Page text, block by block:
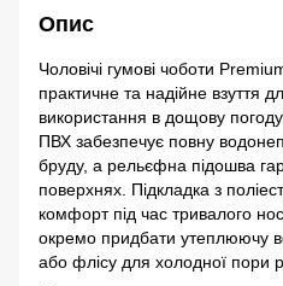
Опис
Чоловічі гумові чоботи
практичне та надійне взуття
використання в дощову
ПВХ забезпечує повну
бруду, а рельєфна підошва
поверхнях. Підкладка з
комфорт під час тривалого
окремо придбати утеплюючу
або флісу для холодної пори